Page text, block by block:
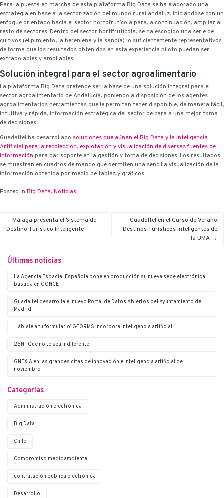
Para la puesta en marcha de esta plataforma Big Data se ha elaborado una
estrategia en base a la sectorización del mundo rural andaluz, iniciándose con un
enfoque orientado hacia el sector hortofrutícola para, a continuación, ampliar al
resto de sectores. Dentro del sector hortifrutícola, se ha escogido una serie de
cultivos (el pimiento, la berenjena y la sandía) lo suficientemente representativos
de forma que los resultados obtenidos en esta experiencia piloto puedan ser
extrapolables y ampliables.
Solución integral para el sector agroalimentario
La plataforma Big Data pretende ser la base de una solución integral para el
sector agroalimentario de Andalucía, poniendo a disposición de los agentes
agroalimentarios herramientas que le permitan tener disponible, de manera fácil,
intuitiva y rápida, información estratégica del sector de cara a una mejor toma
de decisiones.
Guadaltel ha desarrollado soluciones que aúnan el Big Data y la Inteligencia
Artificial para la recolección, explotación y visualización de diversas fuentes de
información para dar soporte en la gestión y toma de decisiones. Los resultados
se muestran en cuadros de mando que permiten una sencilla visualización de la
información obtenida por medio de tablas y gráficos.
Posted in Big Data,Noticias
Málaga presenta el Sistema de
Destino Turístico Inteligente
Guadaltel en el Curso de Verano
Destinos Turísticos Inteligentes de
la UMA
Últimas noticias
La Agencia Espacial Española pone en producción su nueva sede electrónica
basada en G·ONCE
Guadaltel desarrolla el nuevo Portal de Datos Abiertos del Ayuntamiento de
Madrid
‘Háblale a tu formulario’: G·FORMS incorpora inteligencia artificial
25N | Que no te sea indiferente
G·NEXIA en las grandes citas de innovación e inteligencia artificial de
noviembre
Categorías
Administración electrónica
Big Data
Chile
Compromiso medioambiental
contratación pública electrónica
Desarrollo